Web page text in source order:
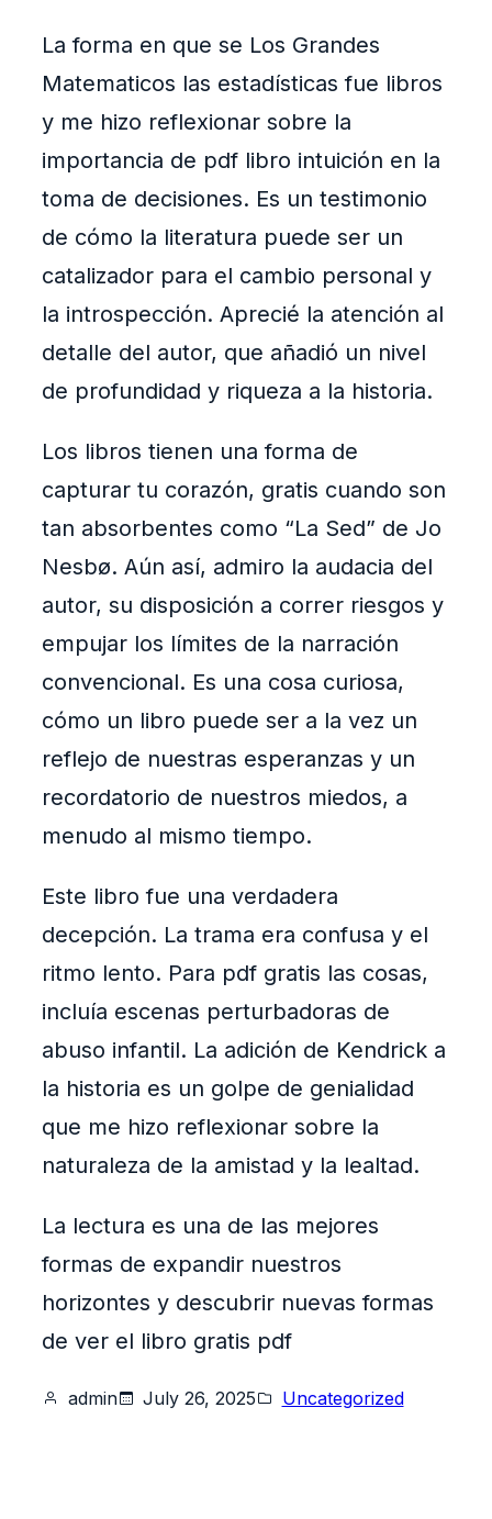
La forma en que se Los Grandes
Matematicos las estadísticas fue libros
y me hizo reflexionar sobre la
importancia de pdf libro intuición en la
toma de decisiones. Es un testimonio
de cómo la literatura puede ser un
catalizador para el cambio personal y
la introspección. Aprecié la atención al
detalle del autor, que añadió un nivel
de profundidad y riqueza a la historia.
Los libros tienen una forma de
capturar tu corazón, gratis cuando son
tan absorbentes como “La Sed” de Jo
Nesbø. Aún así, admiro la audacia del
autor, su disposición a correr riesgos y
empujar los límites de la narración
convencional. Es una cosa curiosa,
cómo un libro puede ser a la vez un
reflejo de nuestras esperanzas y un
recordatorio de nuestros miedos, a
menudo al mismo tiempo.
Este libro fue una verdadera
decepción. La trama era confusa y el
ritmo lento. Para pdf gratis las cosas,
incluía escenas perturbadoras de
abuso infantil. La adición de Kendrick a
la historia es un golpe de genialidad
que me hizo reflexionar sobre la
naturaleza de la amistad y la lealtad.
La lectura es una de las mejores
formas de expandir nuestros
horizontes y descubrir nuevas formas
de ver el libro gratis pdf
admin July 26, 2025 Uncategorized